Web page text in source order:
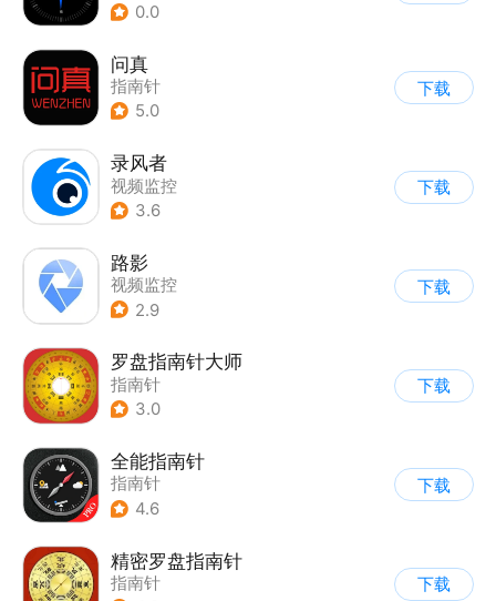
0.0
问真
指南针
5.0
下载
录风者
视频监控
3.6
下载
路影
视频监控
2.9
下载
罗盘指南针大师
指南针
3.0
下载
全能指南针
指南针
4.6
下载
精密罗盘指南针
指南针
下载